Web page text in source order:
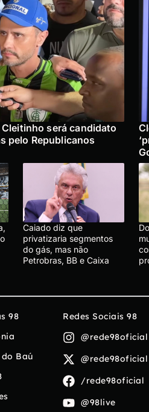
será candidato
pelo Republicanos
Caiado diz que
privatizaria segmentos
do gás, mas não
Petrobras, BB e Caixa
98
Baú
Redes Sociais 98
@rede98oficial
@rede98oficial
/rede98oficial
@98live